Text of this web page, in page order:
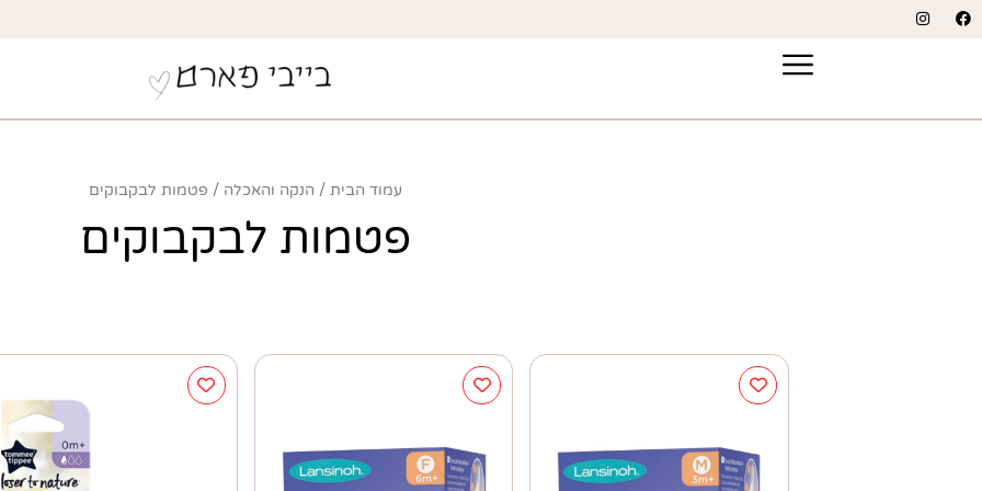
עמוד הבית הנקה והאכלה פטמות לבקבוקים
פטמות לבקבוקים